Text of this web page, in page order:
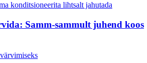
konditsioneerita lihtsalt jahutada
Samm-sammult juhend koos